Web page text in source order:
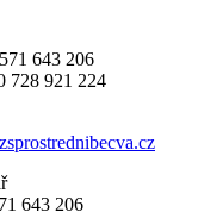
643 206
728 921 224
643 206